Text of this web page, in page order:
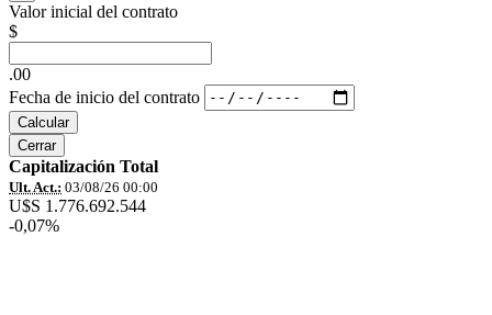
Valor inicial del contrato
$
.00
Fecha de inicio del contrato
Calcular
Cerrar
Capitalización Total
Ult. Act.: 03/08/26 00:00
U$S 1.776.692.544
-0,07%